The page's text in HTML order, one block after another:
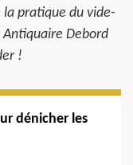
la pratique du vide-
Debord
!
dénicher les